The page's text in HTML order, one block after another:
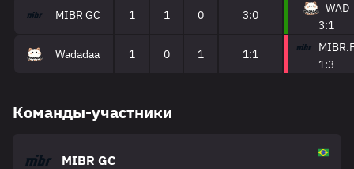
MIBR GC 1 1 0 3:0
WAD
3:1
Wadadaa 1 0 1 1:1
1:3
Команды-участники
MIBR GC